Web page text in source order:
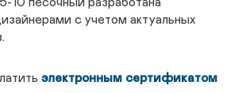
с учетом актуальных
электронным сертификатом